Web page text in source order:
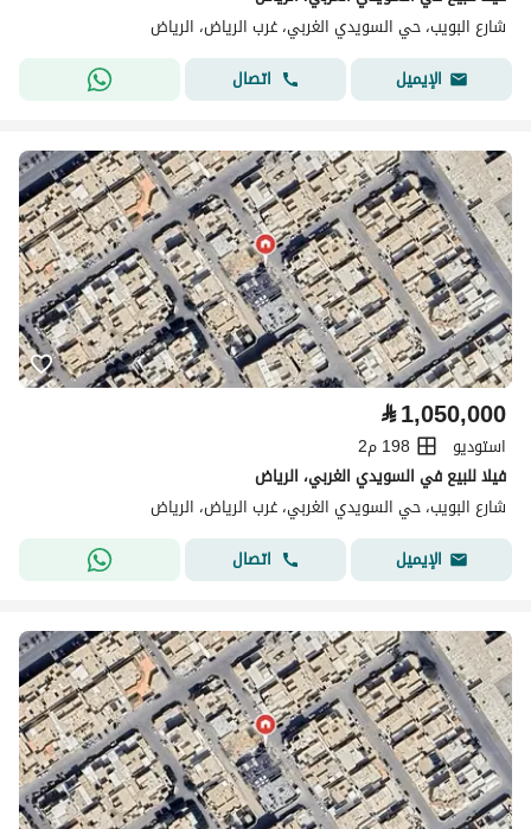
شارع البويب، حي السويدي الغربي، غرب الرياض، الرياض
الإيميل
اتصال
⃁1,050,000
استوديو
198 م2
فيلا للبيع في السويدي الغربي، الرياض
شارع البويب، حي السويدي الغربي، غرب الرياض، الرياض
الإيميل
اتصال